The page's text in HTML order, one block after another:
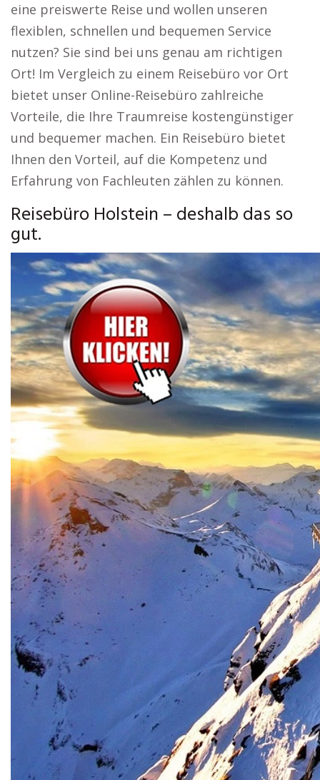
eine preiswerte Reise und wollen unseren
flexiblen, schnellen und bequemen Service
nutzen? Sie sind bei uns genau am richtigen
Ort! Im Vergleich zu einem Reisebüro vor Ort
bietet unser Online-Reisebüro zahlreiche
Vorteile, die Ihre Traumreise kostengünstiger
und bequemer machen. Ein Reisebüro bietet
Ihnen den Vorteil, auf die Kompetenz und
Erfahrung von Fachleuten zählen zu können.
Reisebüro Holstein – deshalb das so
gut.